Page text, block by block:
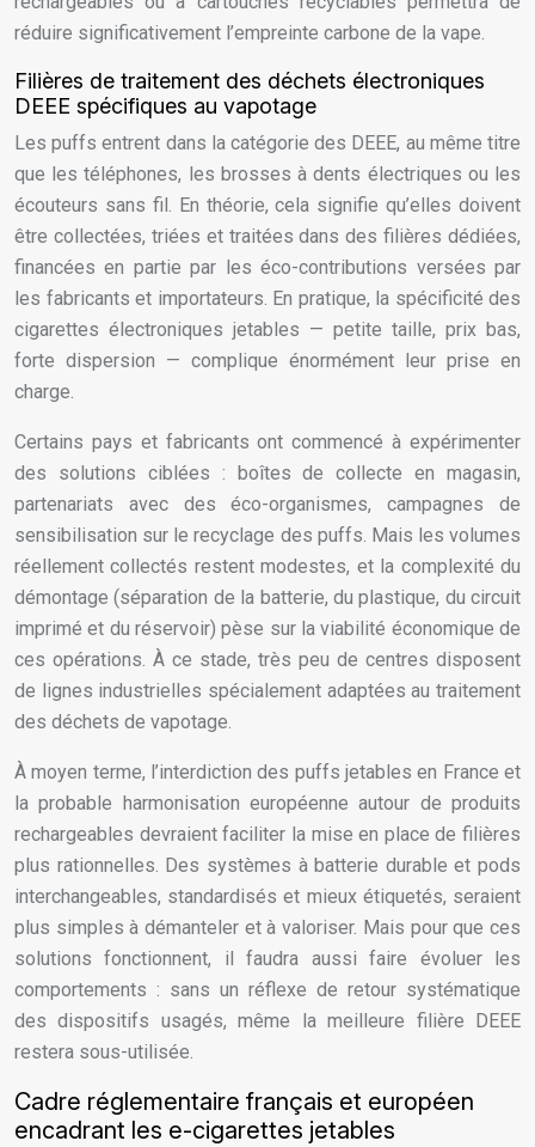
réduire significativement l’empreinte carbone de la vape.
Filières de traitement des déchets électroniques
DEEE spécifiques au vapotage
Les puffs entrent dans la catégorie des DEEE, au même titre
que les téléphones, les brosses à dents électriques ou les
écouteurs sans fil. En théorie, cela signifie qu’elles doivent
être collectées, triées et traitées dans des filières dédiées,
financées en partie par les éco-contributions versées par
les fabricants et importateurs. En pratique, la spécificité des
cigarettes électroniques jetables — petite taille, prix bas,
forte dispersion — complique énormément leur prise en
charge.
Certains pays et fabricants ont commencé à expérimenter
des solutions ciblées : boîtes de collecte en magasin,
partenariats avec des éco-organismes, campagnes de
sensibilisation sur le recyclage des puffs. Mais les volumes
réellement collectés restent modestes, et la complexité du
démontage (séparation de la batterie, du plastique, du circuit
imprimé et du réservoir) pèse sur la viabilité économique de
ces opérations. À ce stade, très peu de centres disposent
de lignes industrielles spécialement adaptées au traitement
des déchets de vapotage.
À moyen terme, l’interdiction des puffs jetables en France et
la probable harmonisation européenne autour de produits
rechargeables devraient faciliter la mise en place de filières
plus rationnelles. Des systèmes à batterie durable et pods
interchangeables, standardisés et mieux étiquetés, seraient
plus simples à démanteler et à valoriser. Mais pour que ces
solutions fonctionnent, il faudra aussi faire évoluer les
comportements : sans un réflexe de retour systématique
des dispositifs usagés, même la meilleure filière DEEE
restera sous-utilisée.
Cadre réglementaire français et européen
encadrant les e-cigarettes jetables